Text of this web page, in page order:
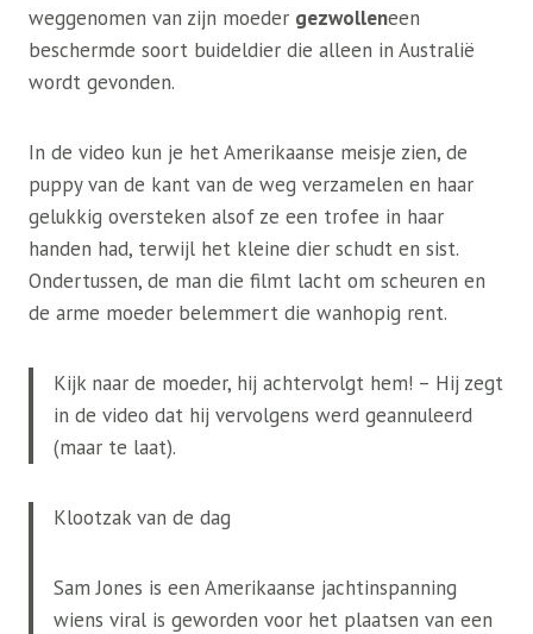
weggenomen van zijn moeder gezwolleneen
beschermde soort buideldier die alleen in Australië
wordt gevonden.
In de video kun je het Amerikaanse meisje zien, de
puppy van de kant van de weg verzamelen en haar
gelukkig oversteken alsof ze een trofee in haar
handen had, terwijl het kleine dier schudt en sist.
Ondertussen, de man die filmt lacht om scheuren en
de arme moeder belemmert die wanhopig rent.
Kijk naar de moeder, hij achtervolgt hem! – Hij zegt
in de video dat hij vervolgens werd geannuleerd
(maar te laat).
Klootzak van de dag
Sam Jones is een Amerikaanse jachtinspanning
wiens viral is geworden voor het plaatsen van een